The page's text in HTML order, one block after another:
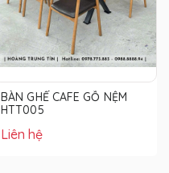
BÀN GHẾ CAFE GỖ NỆM
HTT005
Liên hệ